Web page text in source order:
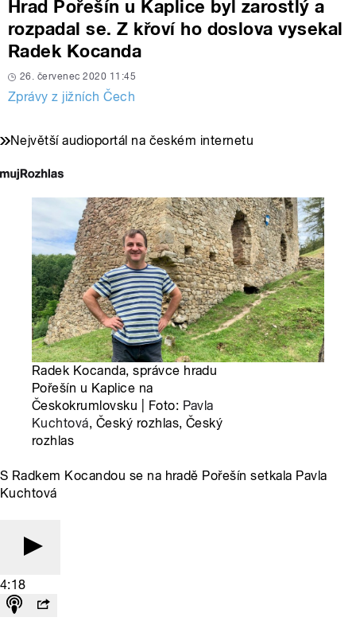
Hrad Pořešín u Kaplice byl zarostlý a
rozpadal se. Z křoví ho doslova vysekal
Radek Kocanda
26. červenec 2020 11:45
Zprávy z jižních Čech
Největší audioportál na českém internetu
Radek Kocanda, správce hradu
Pořešín u Kaplice na
Českokrumlovsku | Foto: Pavla
Kuchtová, Český rozhlas, Český
rozhlas
S Radkem Kocandou se na hradě Pořešín setkala Pavla
Kuchtová
4:18